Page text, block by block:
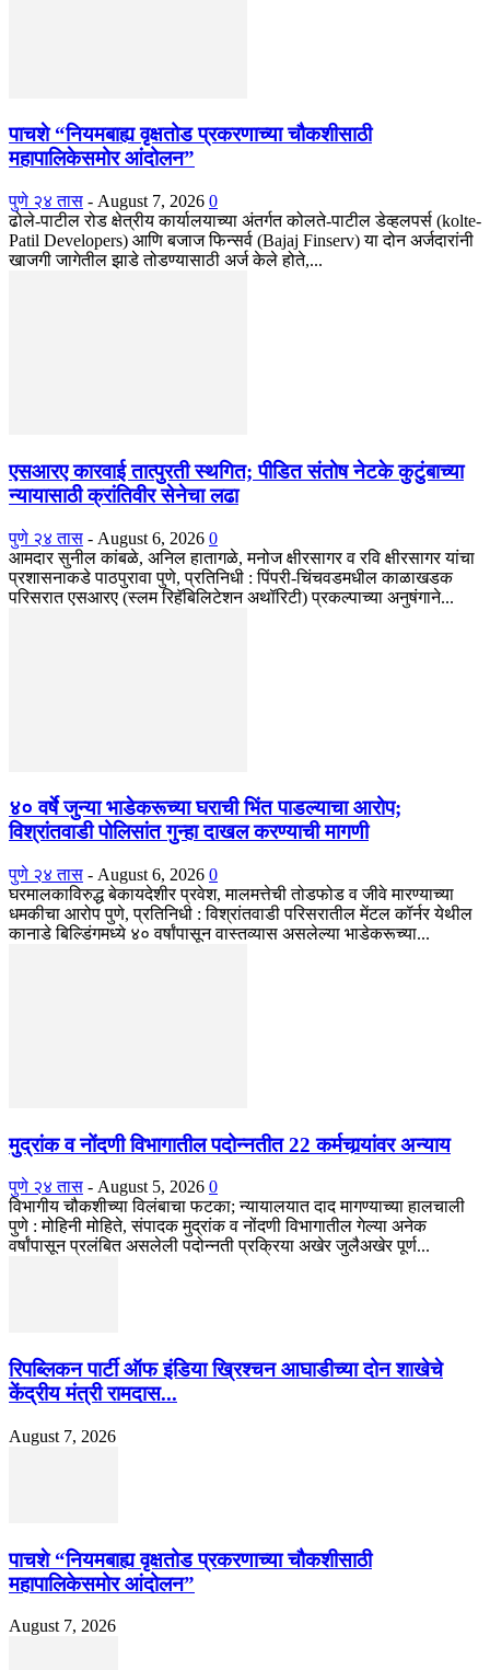
पाचशे “नियमबाह्य वृक्षतोड प्रकरणाच्या चौकशीसाठी
महापालिकेसमोर आंदोलन”
पुणे २४ तास - August 7, 2026 0
ढोले-पाटील रोड क्षेत्रीय कार्यालयाच्या अंतर्गत कोलते-पाटील डेव्हलपर्स (kolte-
Patil Developers) आणि बजाज फिन्सर्व (Bajaj Finserv) या दोन अर्जदारांनी
खाजगी जागेतील झाडे तोडण्यासाठी अर्ज केले होते,...
एसआरए कारवाई तात्पुरती स्थगित; पीडित संतोष नेटके कुटुंबाच्या
न्यायासाठी क्रांतिवीर सेनेचा लढा
पुणे २४ तास - August 6, 2026 0
आमदार सुनील कांबळे, अनिल हातागळे, मनोज क्षीरसागर व रवि क्षीरसागर यांचा
प्रशासनाकडे पाठपुरावा पुणे, प्रतिनिधी : पिंपरी-चिंचवडमधील काळाखडक
परिसरात एसआरए (स्लम रिहॅबिलिटेशन अथॉरिटी) प्रकल्पाच्या अनुषंगाने...
४० वर्षे जुन्या भाडेकरूच्या घराची भिंत पाडल्याचा आरोप;
विश्रांतवाडी पोलिसांत गुन्हा दाखल करण्याची मागणी
पुणे २४ तास - August 6, 2026 0
घरमालकाविरुद्ध बेकायदेशीर प्रवेश, मालमत्तेची तोडफोड व जीवे मारण्याच्या
धमकीचा आरोप पुणे, प्रतिनिधी : विश्रांतवाडी परिसरातील मेंटल कॉर्नर येथील
कानाडे बिल्डिंगमध्ये ४० वर्षांपासून वास्तव्यास असलेल्या भाडेकरूच्या...
मुद्रांक व नोंदणी विभागातील पदोन्नतीत 22 कर्मचार्‍यांवर अन्याय
पुणे २४ तास - August 5, 2026 0
विभागीय चौकशीच्या विलंबाचा फटका; न्यायालयात दाद मागण्याच्या हालचाली
पुणे : मोहिनी मोहिते, संपादक मुद्रांक व नोंदणी विभागातील गेल्या अनेक
वर्षांपासून प्रलंबित असलेली पदोन्नती प्रक्रिया अखेर जुलैअखेर पूर्ण...
रिपब्लिकन पार्टी ऑफ इंडिया ख्रिश्चन आघाडीच्या दोन शाखेचे
केंद्रीय मंत्री रामदास...
August 7, 2026
पाचशे “नियमबाह्य वृक्षतोड प्रकरणाच्या चौकशीसाठी
महापालिकेसमोर आंदोलन”
August 7, 2026